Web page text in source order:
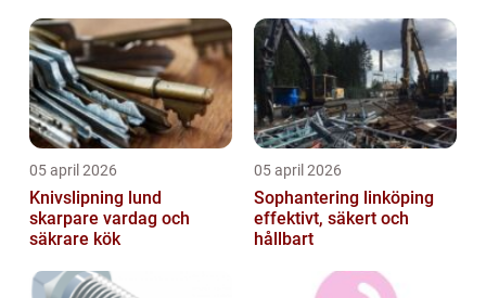
05 april 2026
Knivslipning lund
skarpare vardag och
säkrare kök
05 april 2026
Sophantering linköping
effektivt, säkert och
hållbart